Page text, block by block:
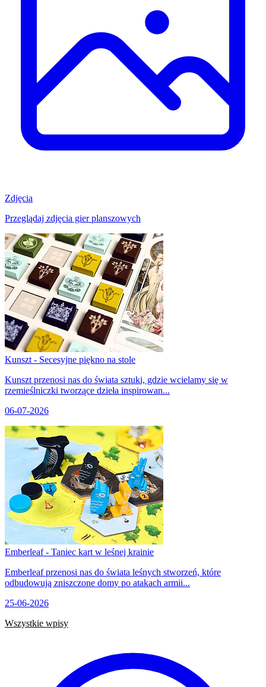
Zdjęcia
Przeglądaj zdjęcia gier planszowych
Kunszt - Secesyjne piękno na stole
Kunszt przenosi nas do świata sztuki, gdzie wcielamy się w
rzemieślniczki tworzące dzieła inspirowan...
06-07-2026
Emberleaf - Taniec kart w leśnej krainie
Emberleaf przenosi nas do świata leśnych stworzeń, które
odbudowują zniszczone domy po atakach armii...
25-06-2026
Wszystkie wpisy